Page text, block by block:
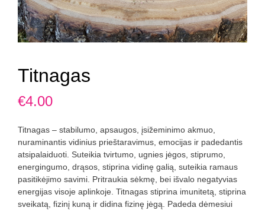
Titnagas
€4.00
Titnagas – stabilumo, apsaugos, įsižeminimo akmuo,
nuraminantis vidinius prieštaravimus, emocijas ir padedantis
atsipalaiduoti. Suteikia tvirtumo, ugnies jėgos, stiprumo,
energingumo, drąsos, stiprina vidinę galią, suteikia ramaus
pasitikėjimo savimi. Pritraukia sėkmę, bei išvalo negatyvias
energijas visoje aplinkoje. Titnagas stiprina imunitetą, stiprina
sveikatą, fizinį kuną ir didina fizinę jėgą. Padeda dėmesiui